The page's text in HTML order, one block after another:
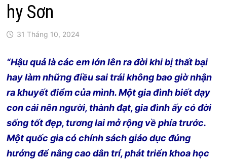
hy Sơn
31 Tháng 10, 2024
“Hậu quả là các em lớn lên ra đời khi bị thất bại
hay làm những điều sai trái không bao giờ nhận
ra khuyết điểm của mình. Một gia đình biết dạy
con cái nên người, thành đạt, gia đình ấy có đời
sống tốt đẹp, tương lai mở rộng về phía trước.
Một quốc gia có chính sách giáo dục đúng
hướng để nâng cao dân trí, phát triển khoa học